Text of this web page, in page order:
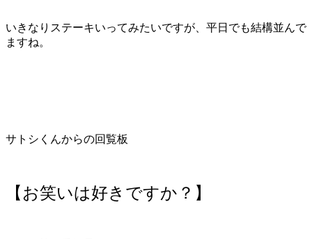
いきなりステーキいってみたいですが、平日でも結構並んで
ますね。
サトシくんからの回覧板
【お笑いは好きですか？】